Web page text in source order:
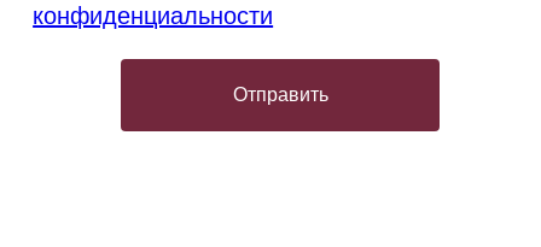
конфиденциальности
Отправить